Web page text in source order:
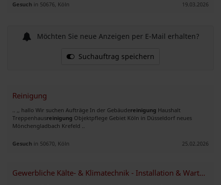
Gesuch in 50676, Köln 19.03.2026
Möchten Sie neue Anzeigen per E-Mail erhalten?
Suchauftrag speichern
Reinigung
.. ,, hallo Wir suchen Aufträge In der Gebäudereinigung Haushalt
Treppenhausreinigung Objektpflege Gebiet Köln in Düsseldorf neues
Mönchengladbach Krefeld ..
Gesuch in 50670, Köln 25.02.2026
Gewerbliche Kälte- & Klimatechnik - Installation & Wartung Köln